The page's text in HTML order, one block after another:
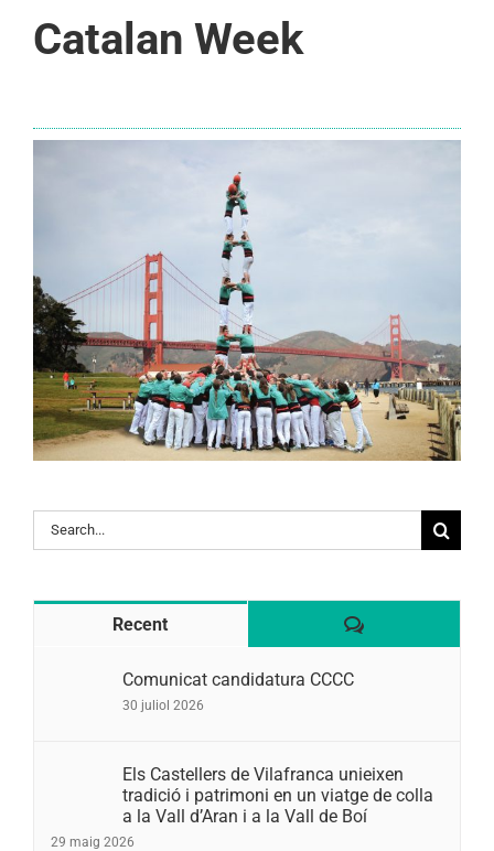
Catalan Week
Search
for:
Recent Comentaris
Comunicat candidatura CCCC
30 juliol 2026
Els Castellers de Vilafranca unieixen
tradició i patrimoni en un viatge de colla
a la Vall d’Aran i a la Vall de Boí
29 maig 2026